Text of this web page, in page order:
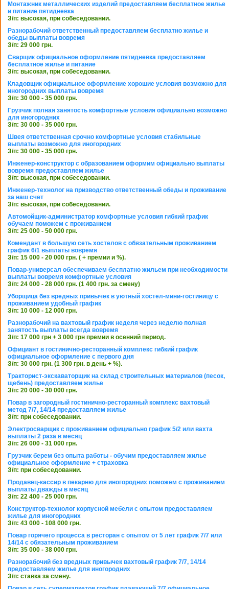
Монтажник металлических изделий предоставляем бесплатное жилье
и питание пятидневка
З/п: высокая, при собеседовании.
Разнорабочий ответственный предоставляем бесплатно жилье и
обеды выплаты вовремя
З/п: 29 000 грн.
Сварщик официальное оформление пятидневка предоставляем
бесплатное жилье и питание
З/п: высокая, при собеседовании.
Кладовщик официальное оформление хорошие условия возможно для
иногородних выплаты вовремя
З/п: 30 000 - 35 000 грн.
Грузчик полная занятость комфортные условия официально возможно
для иногородних
З/п: 30 000 - 35 000 грн.
Швея ответственная срочно комфортные условия стабильные
выплаты возможно для иногородних
З/п: 30 000 - 35 000 грн.
Инженер-конструктор с образованием оформим официально выплаты
вовремя предоставляем жилье
З/п: высокая, при собеседовании.
Инженер-технолог на призводство ответственный обеды и проживание
за наш счет
З/п: высокая, при собеседовании.
Автомойщик-администратор комфортные условия гибкий график
обучаем поможем с проживанием
З/п: 25 000 - 50 000 грн.
Комендант в большую сеть хостелов с обязательным проживанием
график 6/1 выплаты вовремя
З/п: 15 000 - 20 000 грн. ( + премии и %).
Повар-универсал обеспечиваем бесплатно жильем при необходимости
выплаты вовремя комфортные условия
З/п: 24 000 - 28 000 грн. (1 400 грн. за смену)
Уборщица без вредных привычек в уютный хостел-мини-гостиницу с
проживанием удобный график
З/п: 10 000 - 12 000 грн.
Разнорабочий на вахтовый график неделя через неделю полная
занятость выплаты всегда вовремя
З/п: 17 000 грн + 3 000 грн премии в осенний период.
Официант в гостинично-ресторанный комплекс гибкий график
официальное оформление с первого дня
З/п: 30 000 грн. (1 300 грн. в день + %).
Тракторист-экскаваторщик на склад строительных материалов (песок,
щебень) предоставляем жилье
З/п: 20 000 - 30 000 грн.
Повар в загородный гостинично-ресторанный комплекс вахтовый
метод 7/7, 14/14 предоставляем жилье
З/п: при собеседовании.
Электросварщик с проживанием официально график 5/2 или вахта
выплаты 2 раза в месяц
З/п: 26 000 - 31 000 грн.
Грузчик берем без опыта работы - обучим предоставляем жилье
официальное оформление + страховка
З/п: при собеседовании.
Продавец-кассир в пекарню для иногородних поможем с проживанием
выплаты дважды в месяц
З/п: 22 400 - 25 000 грн.
Конструктор-технолог корпусной мебели с опытом предоставляем
жилье для иногородних
З/п: 43 000 - 108 000 грн.
Повар горячего процесса в ресторан с опытом от 5 лет график 7/7 или
14/14 с обязательным проживанием
З/п: 35 000 - 38 000 грн.
Разнорабочий без вредных привычек вахтовый график 7/7, 14/14
предоставляем жилье для иногородних
З/п: ставка за смену.